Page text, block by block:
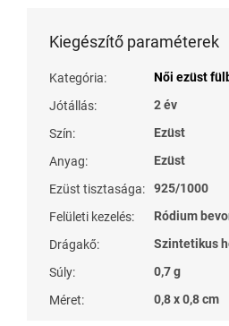
Kiegészítő paraméterek
Kategória:
Női ezüst
Jótállás:
2 év
Szín:
Ezüst
Anyag:
Ezüst
Ezüst tisztasága:
925/1000
Felületi kezelés:
Ródium
Drágakő:
Szintetikus
Súly:
0,7 g
Méret: 0,8 x 0,8 cm